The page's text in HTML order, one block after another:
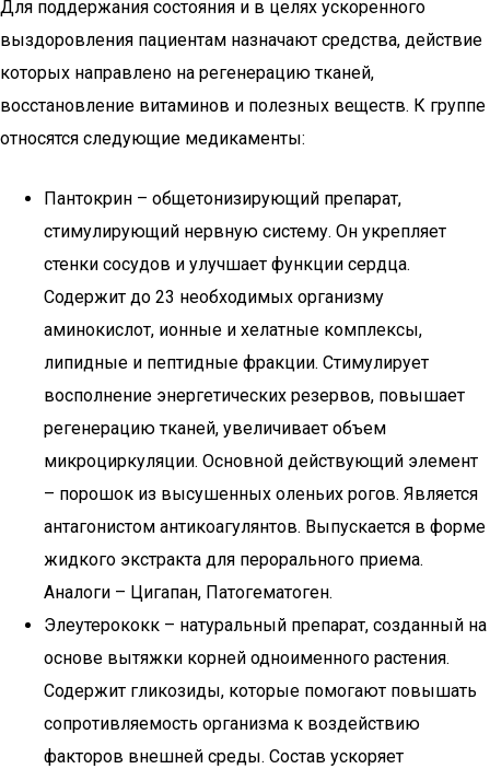
Для поддержания состояния и в целях ускоренного
выздоровления пациентам назначают средства, действие
которых направлено на регенерацию тканей,
восстановление витаминов и полезных веществ. К группе
относятся следующие медикаменты:
Пантокрин – общетонизирующий препарат,
стимулирующий нервную систему. Он укрепляет
стенки сосудов и улучшает функции сердца.
Содержит до 23 необходимых организму
аминокислот, ионные и хелатные комплексы,
липидные и пептидные фракции. Стимулирует
восполнение энергетических резервов, повышает
регенерацию тканей, увеличивает объем
микроциркуляции. Основной действующий элемент
– порошок из высушенных оленьих рогов. Является
антагонистом антикоагулянтов. Выпускается в форме
жидкого экстракта для перорального приема.
Аналоги – Цигапан, Патогематоген.
Элеутерококк – натуральный препарат, созданный на
основе вытяжки корней одноименного растения.
Содержит гликозиды, которые помогают повышать
сопротивляемость организма к воздействию
факторов внешней среды. Состав ускоряет